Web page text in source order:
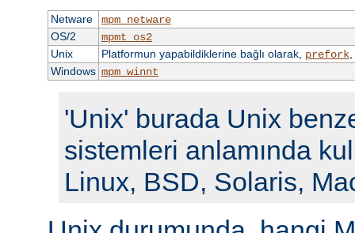
Netware
mpm_netware
OS/2
mpmt_os2
Unix
Platformun yapabildiklerine bağlı olarak, prefork,
Windows mpm_winnt
'Unix' burada Unix
sistemleri anlamında
Linux, BSD, Solaris,